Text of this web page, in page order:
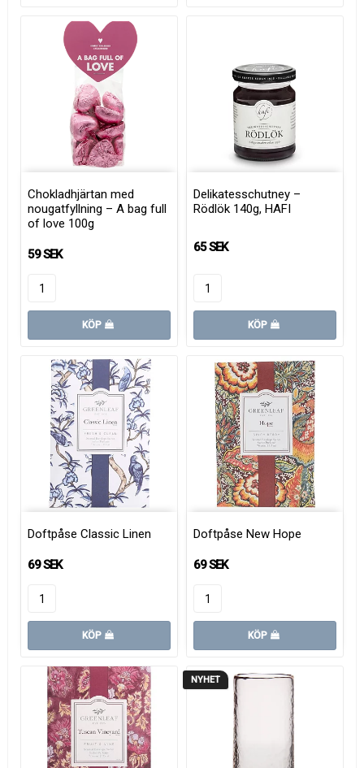
Chokladhjärtan med
nougatfyllning – A bag full
of love 100g
59 SEK
KÖP
Delikatesschutney –
Rödlök 140g, HAFI
65 SEK
KÖP
Doftpåse Classic Linen
69 SEK
KÖP
Doftpåse New Hope
69 SEK
KÖP
NYHET